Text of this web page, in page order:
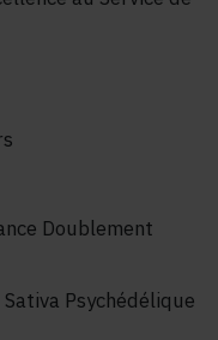
Doublement
Psychédélique